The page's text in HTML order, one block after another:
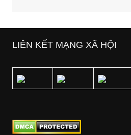
LIÊN KẾT MẠNG XÃ HỘI